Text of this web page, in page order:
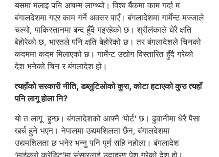
यसमा मलाइ पनि अचम्म लाग्थ्यो। विश्व बैंकमा काम गर्दा म
बंगालदेशमा गएर काम गर्ने अवसर पाएँ। बंगलादेशमा गार्मेन्ट मज्जाले
चल्यो, पाकिस्तानमा बन्द हुँदै गइरहेको छ। श्रीलंकाले धेरै क्षति
बेहोरेको छ, भारतले पनि क्षति बेहोरेको छ। तर बंगलादेशले चिनको
कदममा कदम मिलाएको छ। गार्मेन्ट उद्योग विस्तारित हुँदै गरेको
देश भनेको चिन र बंगलादेश हो।
त्यहाँको सरकारी नीति, डब्लुटिओको कुरा, कोटा हटाएको कुरा त्यहाँ
पनि लागू होला नि?
यो त लागू हुन्छ। बंगलादेशको आफ्नै ‘पोर्ट’ छ। ढुवानीमा धेरै पैसा
खर्च हुने भएन। नेपालमा उद्यमशिलता छैन, बंगालदेशमा
उद्यमशिलता छ भनेर भन्नु पनि पूर्ण सहि नहोला। बंगलादेश
‘माईक्रो क्रेडिट’मा संसारलाई उदाहरण पेश गरेको देश हो।